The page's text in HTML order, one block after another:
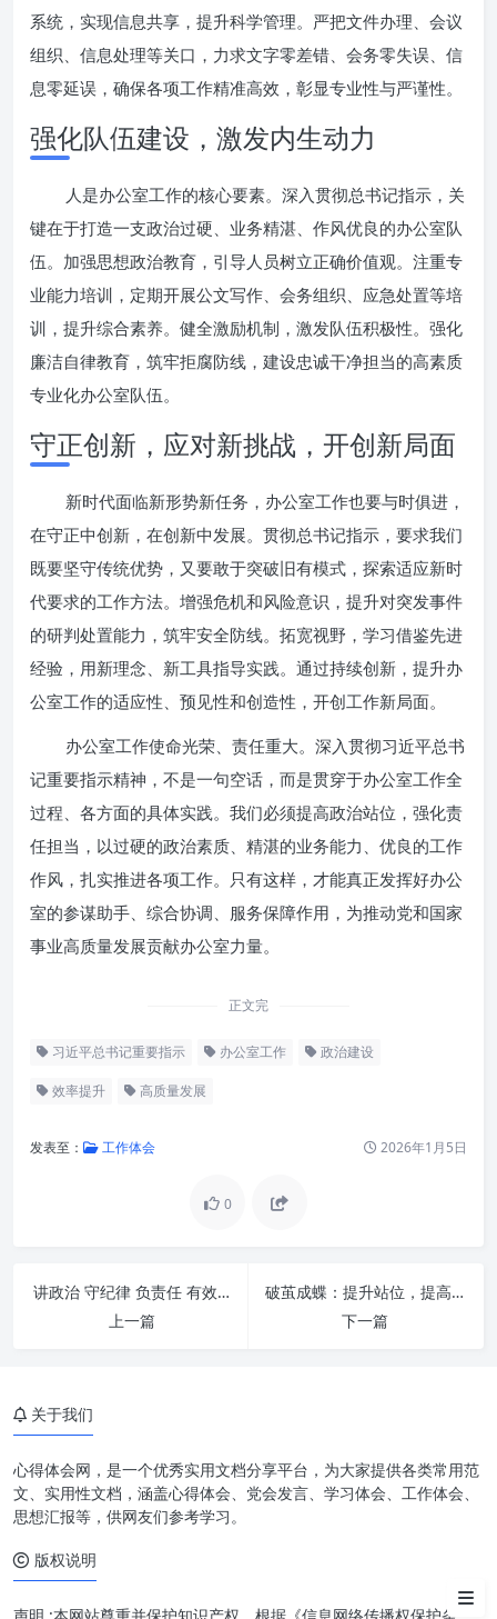
系统，实现信息共享，提升科学管理。严把文件办理、会议
组织、信息处理等关口，力求文字零差错、会务零失误、信
息零延误，确保各项工作精准高效，彰显专业性与严谨性。
强化队伍建设，激发内生动力
人是办公室工作的核心要素。深入贯彻总书记指示，关
键在于打造一支政治过硬、业务精湛、作风优良的办公室队
伍。加强思想政治教育，引导人员树立正确价值观。注重专
业能力培训，定期开展公文写作、会务组织、应急处置等培
训，提升综合素养。健全激励机制，激发队伍积极性。强化
廉洁自律教育，筑牢拒腐防线，建设忠诚干净担当的高素质
专业化办公室队伍。
守正创新，应对新挑战，开创新局面
新时代面临新形势新任务，办公室工作也要与时俱进，
在守正中创新，在创新中发展。贯彻总书记指示，要求我们
既要坚守传统优势，又要敢于突破旧有模式，探索适应新时
代要求的工作方法。增强危机和风险意识，提升对突发事件
的研判处置能力，筑牢安全防线。拓宽视野，学习借鉴先进
经验，用新理念、新工具指导实践。通过持续创新，提升办
公室工作的适应性、预见性和创造性，开创工作新局面。
办公室工作使命光荣、责任重大。深入贯彻习近平总书
记重要指示精神，不是一句空话，而是贯穿于办公室工作全
过程、各方面的具体实践。我们必须提高政治站位，强化责
任担当，以过硬的政治素质、精湛的业务能力、优良的工作
作风，扎实推进各项工作。只有这样，才能真正发挥好办公
室的参谋助手、综合协调、服务保障作用，为推动党和国家
事业高质量发展贡献办公室力量。
正文完
习近平总书记重要指示 办公室工作 政治建设
效率提升 高质量发展
发表至： 工作体会 2026年1月5日
0
讲政治 守纪律 负责任 有效率：新时代下个人与组织成功的四大基石
上一篇
破茧成蝶：提升站位，提高水平，推进办公室工作再上新台阶的系统方略
下一篇
深刻领会核心要义，筑牢思想根
的卓越办公室
强化队伍建设，激发内生动力
关于我们
心得体会网，是一个优秀实用文档分享平台，为大家提供各类常用范
文、实用性文档，涵盖心得体会、党会发言、学习体会、工作体会、
思想汇报等，供网友们参考学习。
版权说明